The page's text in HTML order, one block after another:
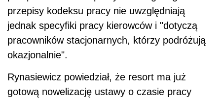
przepisy kodeksu pracy nie uwzględniają
jednak specyfiki pracy kierowców i "dotyczą
pracowników stacjonarnych, którzy podróżują
okazjonalnie".
Rynasiewicz powiedział, że resort ma już
gotową nowelizację ustawy o czasie pracy